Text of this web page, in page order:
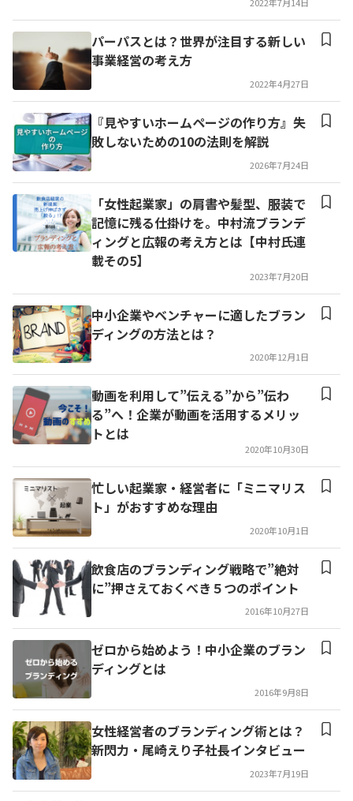
2022年7月14日
パーパスとは？世界が注目する新しい
事業経営の考え方
2022年4月27日
『見やすいホームページの作り方』失
敗しないための10の法則を解説
2026年7月24日
「女性起業家」の肩書や髪型、服装で
記憶に残る仕掛けを。中村流ブランデ
ィングと広報の考え方とは【中村氏連
載その5】
2023年7月20日
中小企業やベンチャーに適したブラン
ディングの方法とは？
2020年12月1日
動画を利用して”伝える”から”伝わ
る”へ！企業が動画を活用するメリッ
トとは
2020年10月30日
忙しい起業家・経営者に「ミニマリス
ト」がおすすめな理由
2020年10月1日
飲食店のブランディング戦略で”絶対
に”押さえておくべき５つのポイント
2016年10月27日
ゼロから始めよう！中小企業のブラン
ディングとは
2016年9月8日
女性経営者のブランディング術とは？
新閃力・尾崎えり子社長インタビュー
2023年7月19日